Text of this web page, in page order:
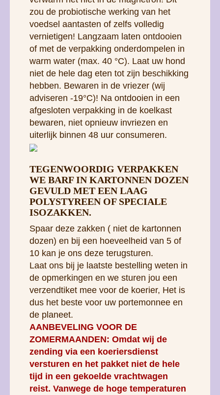
zou de probiotische werking van het
voedsel aantasten of zelfs volledig
vernietigen! Langzaam laten ontdooien
of met de verpakking onderdompelen in
warm water (max. 40 °C). Laat uw hond
niet de hele dag eten tot zijn beschikking
hebben. Bewaren in de vriezer (wij
adviseren -19°C)! Na ontdooien in een
afgesloten verpakking in de koelkast
bewaren, niet opnieuw invriezen en
uiterlijk binnen 48 uur consumeren.
TEGENWOORDIG VERPAKKEN
WE BARF IN KARTONNEN DOZEN
GEVULD MET EEN LAAG
POLYSTYREEN OF SPECIALE
ISOZAKKEN.
Spaar deze zakken ( niet de kartonnen
dozen) en bij een hoeveelheid van 5 of
10 kan je ons deze terugsturen.
Laat ons bij je laatste bestelling weten in
de opmerkingen en we sturen jou een
verzendtiket mee voor de koerier, Het is
dus het beste voor uw portemonnee en
de planeet.
AANBEVELING VOOR DE
ZOMERMAANDEN: Omdat wij de
zending via een koeriersdienst
versturen en het pakket niet de hele
tijd in een gekoelde vrachtwagen
reist. Vanwege de hoge temperaturen